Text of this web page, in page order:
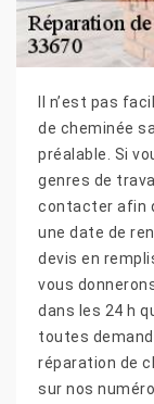
Il n’est pas
de cheminée
préalable. Si
genres de
contacter afin
une date de
devis en
vous
dans les 24 h
toutes
réparation de
sur nos